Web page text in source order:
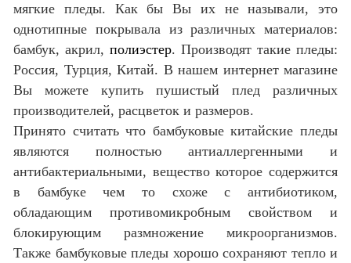
мягкие пледы. Как бы Вы их не называли, это
однотипные покрывала из различных материалов:
бамбук, акрил, полиэстер. Производят такие пледы:
Россия, Турция, Китай. В нашем интернет магазине
Вы можете купить пушистый плед различных
производителей, расцветок и размеров.
Принято считать что бамбуковые китайские пледы
являются полностью антиаллергенными и
антибактериальными, вещество которое содержится
в бамбуке чем то схоже с антибиотиком,
обладающим противомикробным свойством и
блокирующим размножение микроорганизмов.
Также бамбуковые пледы хорошо сохраняют тепло и